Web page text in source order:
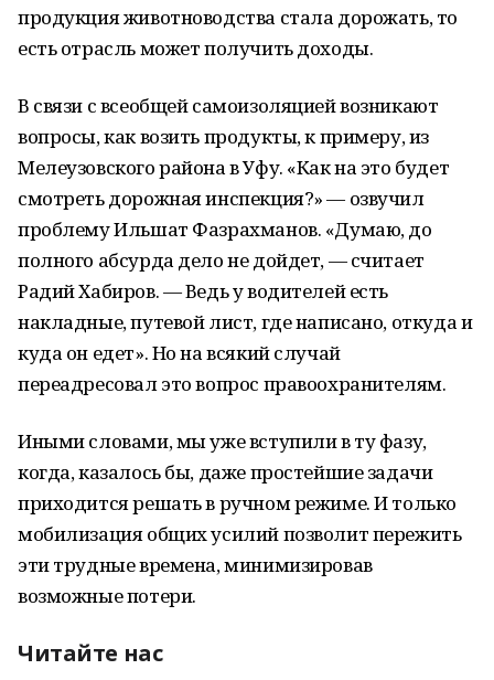
продукция животноводства стала дорожать, то
есть отрасль может получить доходы.
В связи с всеобщей самоизоляцией возникают
вопросы, как возить продукты, к примеру, из
Мелеузовского района в Уфу. «Как на это будет
смотреть дорожная инспекция?» — озвучил
проблему Ильшат Фазрахманов. «Думаю, до
полного абсурда дело не дойдет, — считает
Радий Хабиров. — Ведь у водителей есть
накладные, путевой лист, где написано, откуда и
куда он едет». Но на всякий случай
переадресовал это вопрос правоохранителям.
Иными словами, мы уже вступили в ту фазу,
когда, казалось бы, даже простейшие задачи
приходится решать в ручном режиме. И только
мобилизация общих усилий позволит пережить
эти трудные времена, минимизировав
возможные потери.
Читайте нас